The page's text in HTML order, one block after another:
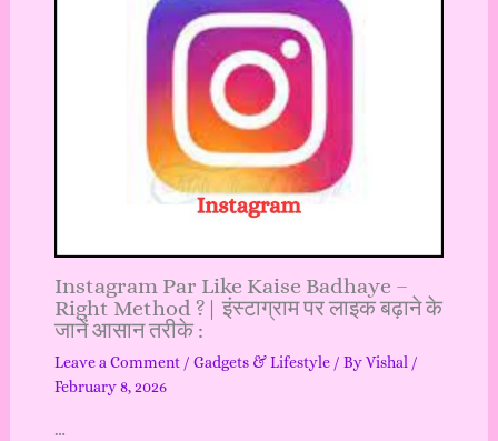
Instagram Par Like Kaise Badhaye –
Right Method ?| इंस्टाग्राम पर लाइक बढ़ाने के
जानें आसान तरीके :
Leave a Comment / Gadgets & Lifestyle/ ByVishal /
February 8, 2026
…